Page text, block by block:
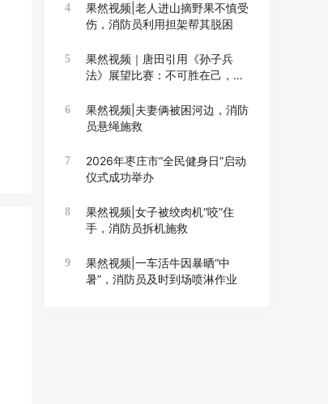
4
果然视频|老人进山摘野果不慎受
伤，消防员利用担架帮其脱困
5
果然视频｜唐田引用《孙子兵
法》展望比赛：不可胜在己，可
6
果然视频|夫妻俩被困河边，消防
员悬绳施救
7
2026年枣庄市“全民健身日”启动
仪式成功举办
8
果然视频|女子被绞肉机“咬”住
手，消防员拆机施救
9
果然视频|一车活牛因暴晒“中
暑”，消防员及时到场喷淋作业